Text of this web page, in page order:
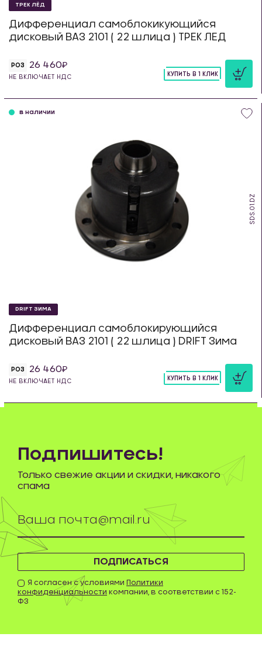
ТРЕК ЛЁД
Дифференциал самоблокикующийся
дисковый ВАЗ 2101 ( 22 шлица ) ТРЕК ЛЕД
РОЗ 26 460
НЕ ВКЛЮЧАЕТ НДС
КУПИТЬ В 1 КЛИК
SDS.01.DZ
в наличии
DRIFT ЗИМА
Дифференциал самоблокирующийся
дисковый ВАЗ 2101 ( 22 шлица ) DRIFT Зима
РОЗ 26 460
НЕ ВКЛЮЧАЕТ НДС
КУПИТЬ В 1 КЛИК
ПОДПИСАТЬСЯ
Я согласен с условиями Политики
конфиденциальности компании, в соответствии с 152-
ФЗ
Подпишитесь!
Только свежие акции и скидки, никакого
спама